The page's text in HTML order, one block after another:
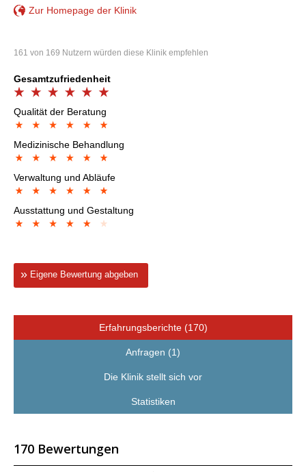
Zur Homepage der Klinik
161 von 169 Nutzern würden diese Klinik empfehlen
Gesamtzufriedenheit
Qualität der Beratung
Medizinische Behandlung
Verwaltung und Abläufe
Ausstattung und Gestaltung
Eigene Bewertung abgeben
Erfahrungsberichte (170)
Anfragen (1)
Die Klinik stellt sich vor
Statistiken
170 Bewertungen